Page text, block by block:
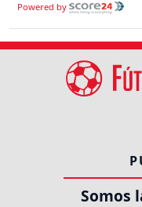
Powered by
Somos